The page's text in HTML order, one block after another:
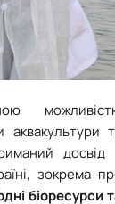
аквакультури
досвід
зокрема
біоресурси